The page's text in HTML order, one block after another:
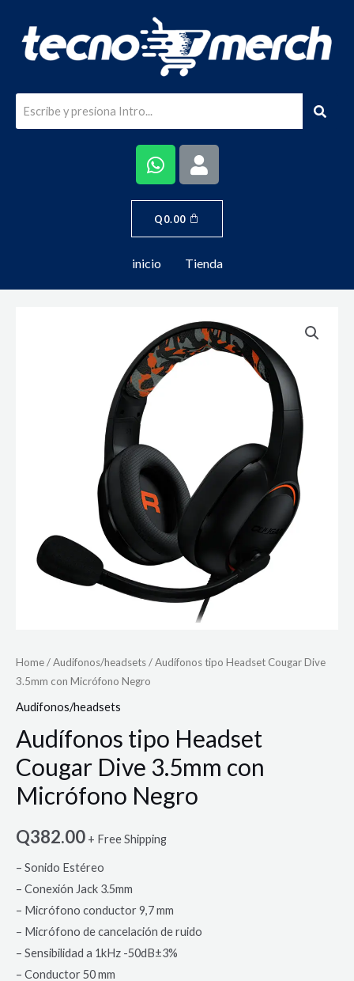
Q0.00
inicio Tienda
Home/Audifonos/headsets/ Audífonos tipo Headset Cougar Dive
3.5mm con Micrófono Negro
Audifonos/headsets
Audífonos tipo Headset
Cougar Dive 3.5mm con
Micrófono Negro
Q382.00 + Free Shipping
– Sonido Estéreo
– Conexión Jack 3.5mm
– Micrófono conductor 9,7 mm
– Micrófono de cancelación de ruido
– Sensibilidad a 1kHz -50dB±3%
– Conductor 50 mm